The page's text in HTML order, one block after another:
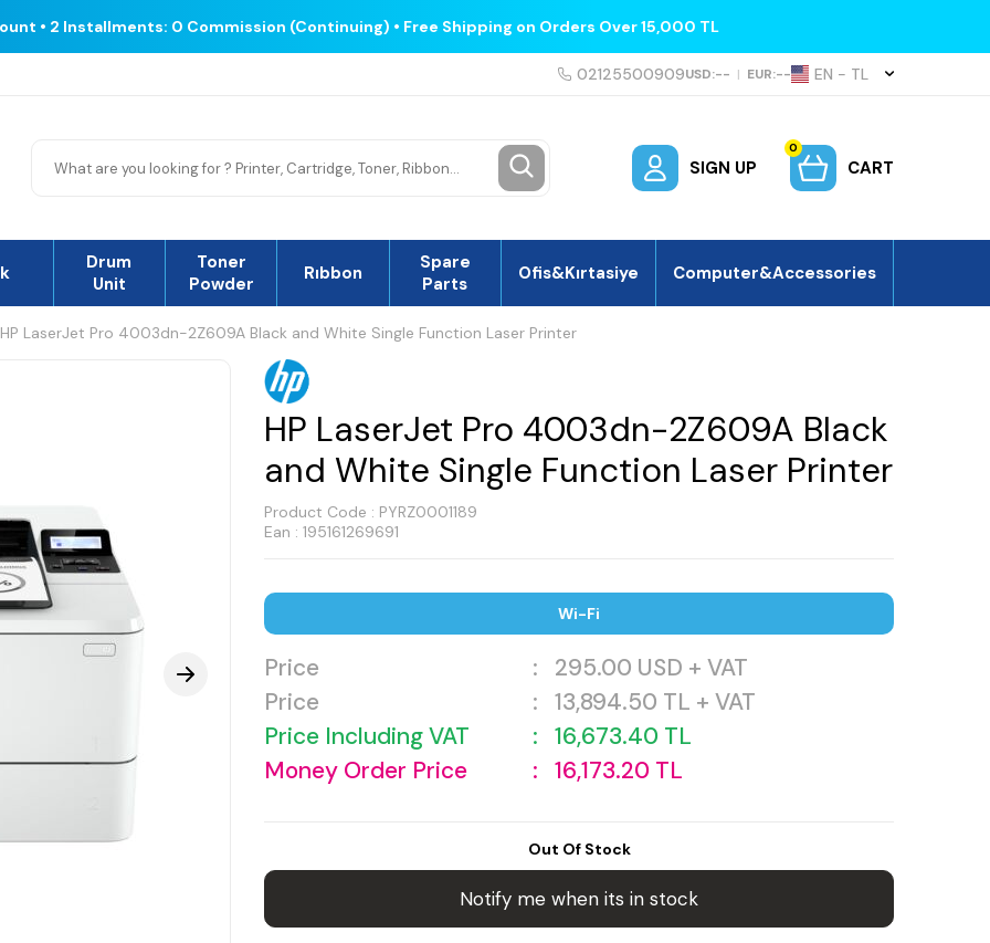
• 2 Installments: 0 Commission (Continuing) • Free Shipping on Orders Over 15,000 TL
02125500909USD:-- | EUR:-- EN − TL
SIGN UP
0
CART
Drum
Unit
Toner
Powder
Rıbbon
Spare
Parts
Ofis&Kırtasiye Computer&Accessories
HP LaserJet Pro 4003dn-2Z609A Black and White Single Function Laser Printer
HP LaserJet Pro 4003dn-2Z609A Black
and White Single Function Laser Printer
Product Code : PYRZ0001189
Ean : 195161269691
Wi-Fi
Price : 295.00 USD + VAT
Price
: 13,894.50 TL + VAT
Price Including VAT
: 16,673.40 TL
Money Order Price
: 16,173.20 TL
Out Of Stock
Notify me when its in stock